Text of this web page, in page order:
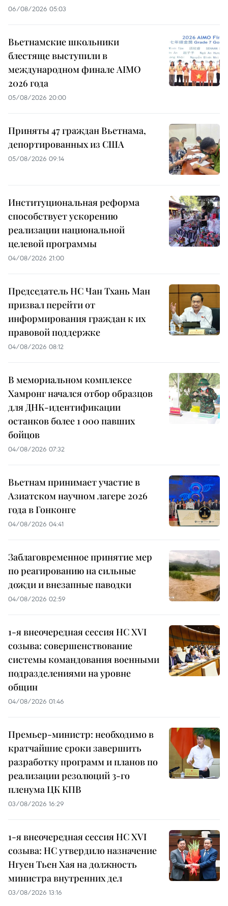
06/08/2026 05:03
Вьетнамские школьники
блестяще выступили в
международном финале AIMO
2026 года
05/08/2026 20:00
Приняты 47 граждан Вьетнама,
депортированных из США
05/08/2026 09:14
Институциональная реформа
способствует ускорению
реализации национальной
целевой программы
04/08/2026 21:00
Председатель НС Чан Тхань Ман
призвал перейти от
информирования граждан к их
правовой поддержке
04/08/2026 08:12
В мемориальном комплексе
Хамронг начался отбор образцов
для ДНК-идентификации
останков более 1 000 павших
бойцов
04/08/2026 07:32
Вьетнам принимает участие в
Азиатском научном лагере 2026
года в Гонконге
04/08/2026 04:41
Заблаговременное принятие мер
по реагированию на сильные
дожди и внезапные паводки
04/08/2026 02:59
1-я внеочередная сессия НС XVI
созыва: совершенствование
системы командования военными
подразделениями на уровне
общин
04/08/2026 01:46
Премьер-министр: необходимо в
кратчайшие сроки завершить
разработку программ и планов по
реализации резолюций 3-го
пленума ЦК КПВ
03/08/2026 16:29
1-я внеочередная сессия НС XVI
созыва: НС утвердило назначение
Нгуен Тьен Хая на должность
министра внутренних дел
03/08/2026 13:16